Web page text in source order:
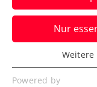
News filtern
Nur
Essenziell
Essenzielle
Powered by